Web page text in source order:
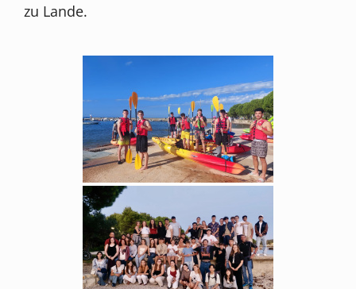
zu Lande.